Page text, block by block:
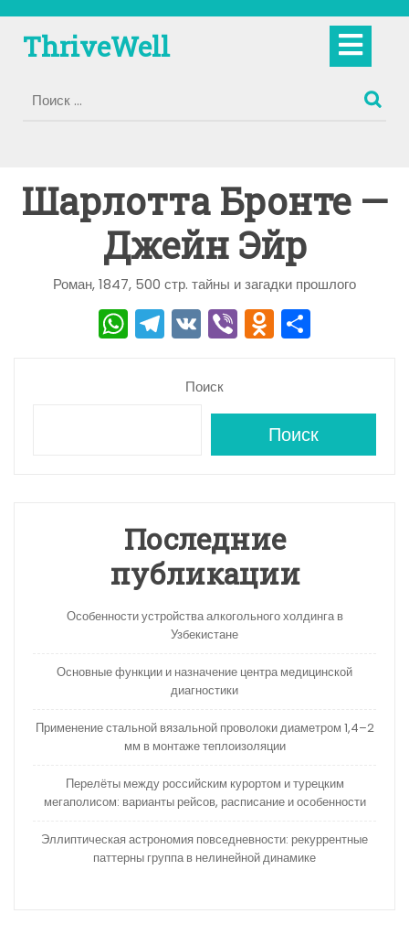
содержимому
ThriveWell
Шарлотта Бронте —
Джейн Эйр
Роман, 1847, 500 стр. тайны и загадки прошлого
W
h
T
el
e
V
K
Vi
b
O
d
o
kl
a
s
ni
ki
а
в
и
Поиск
Поиск
Последние
публикации
Особенности устройства алкогольного холдинга в
Узбекистане
Основные функции и назначение центра медицинской
диагностики
Применение стальной вязальной проволоки диаметром 1,4–2
мм в монтаже теплоизоляции
Перелёты между российским курортом и турецким
мегаполисом: варианты рейсов, расписание и особенности
Эллиптическая астрономия повседневности: рекуррентные
паттерны группа в нелинейной динамике